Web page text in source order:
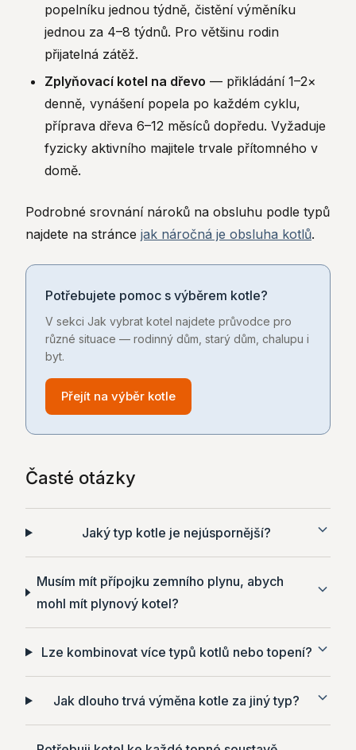
popelníku jednou týdně, čistění výměníku
jednou za 4–8 týdnů. Pro většinu rodin
přijatelná zátěž.
Zplyňovací kotel na dřevo — přikládání 1–2×
denně, vynášení popela po každém cyklu,
příprava dřeva 6–12 měsíců dopředu. Vyžaduje
fyzicky aktivního majitele trvale přítomného v
domě.
Podrobné srovnání nároků na obsluhu podle typů
najdete na stránce jak náročná je obsluha kotlů.
Potřebujete pomoc s výběrem kotle?
V sekci Jak vybrat kotel najdete průvodce pro
různé situace — rodinný dům, starý dům, chalupu i
byt.
Přejít na výběr kotle
Časté otázky
Jaký typ kotle je nejúspornější?
Musím mít přípojku zemního plynu, abych
mohl mít plynový kotel?
Lze kombinovat více typů kotlů nebo topení?
Jak dlouho trvá výměna kotle za jiný typ?